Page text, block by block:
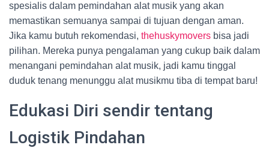
spesialis dalam pemindahan alat musik yang akan
memastikan semuanya sampai di tujuan dengan aman.
Jika kamu butuh rekomendasi, thehuskymovers bisa jadi
pilihan. Mereka punya pengalaman yang cukup baik dalam
menangani pemindahan alat musik, jadi kamu tinggal
duduk tenang menunggu alat musikmu tiba di tempat baru!
Edukasi Diri sendir tentang
Logistik Pindahan